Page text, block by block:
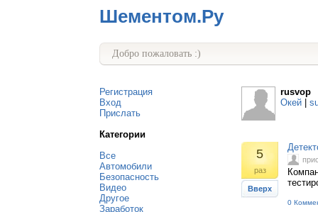
Шементом.Ру
Добро пожаловать :)
Регистрация
Вход
Прислать
Категории
Все
Автомобили
Безопасность
Видео
Другое
Заработок
rusvop
Окей
5
раз
Вверх
0